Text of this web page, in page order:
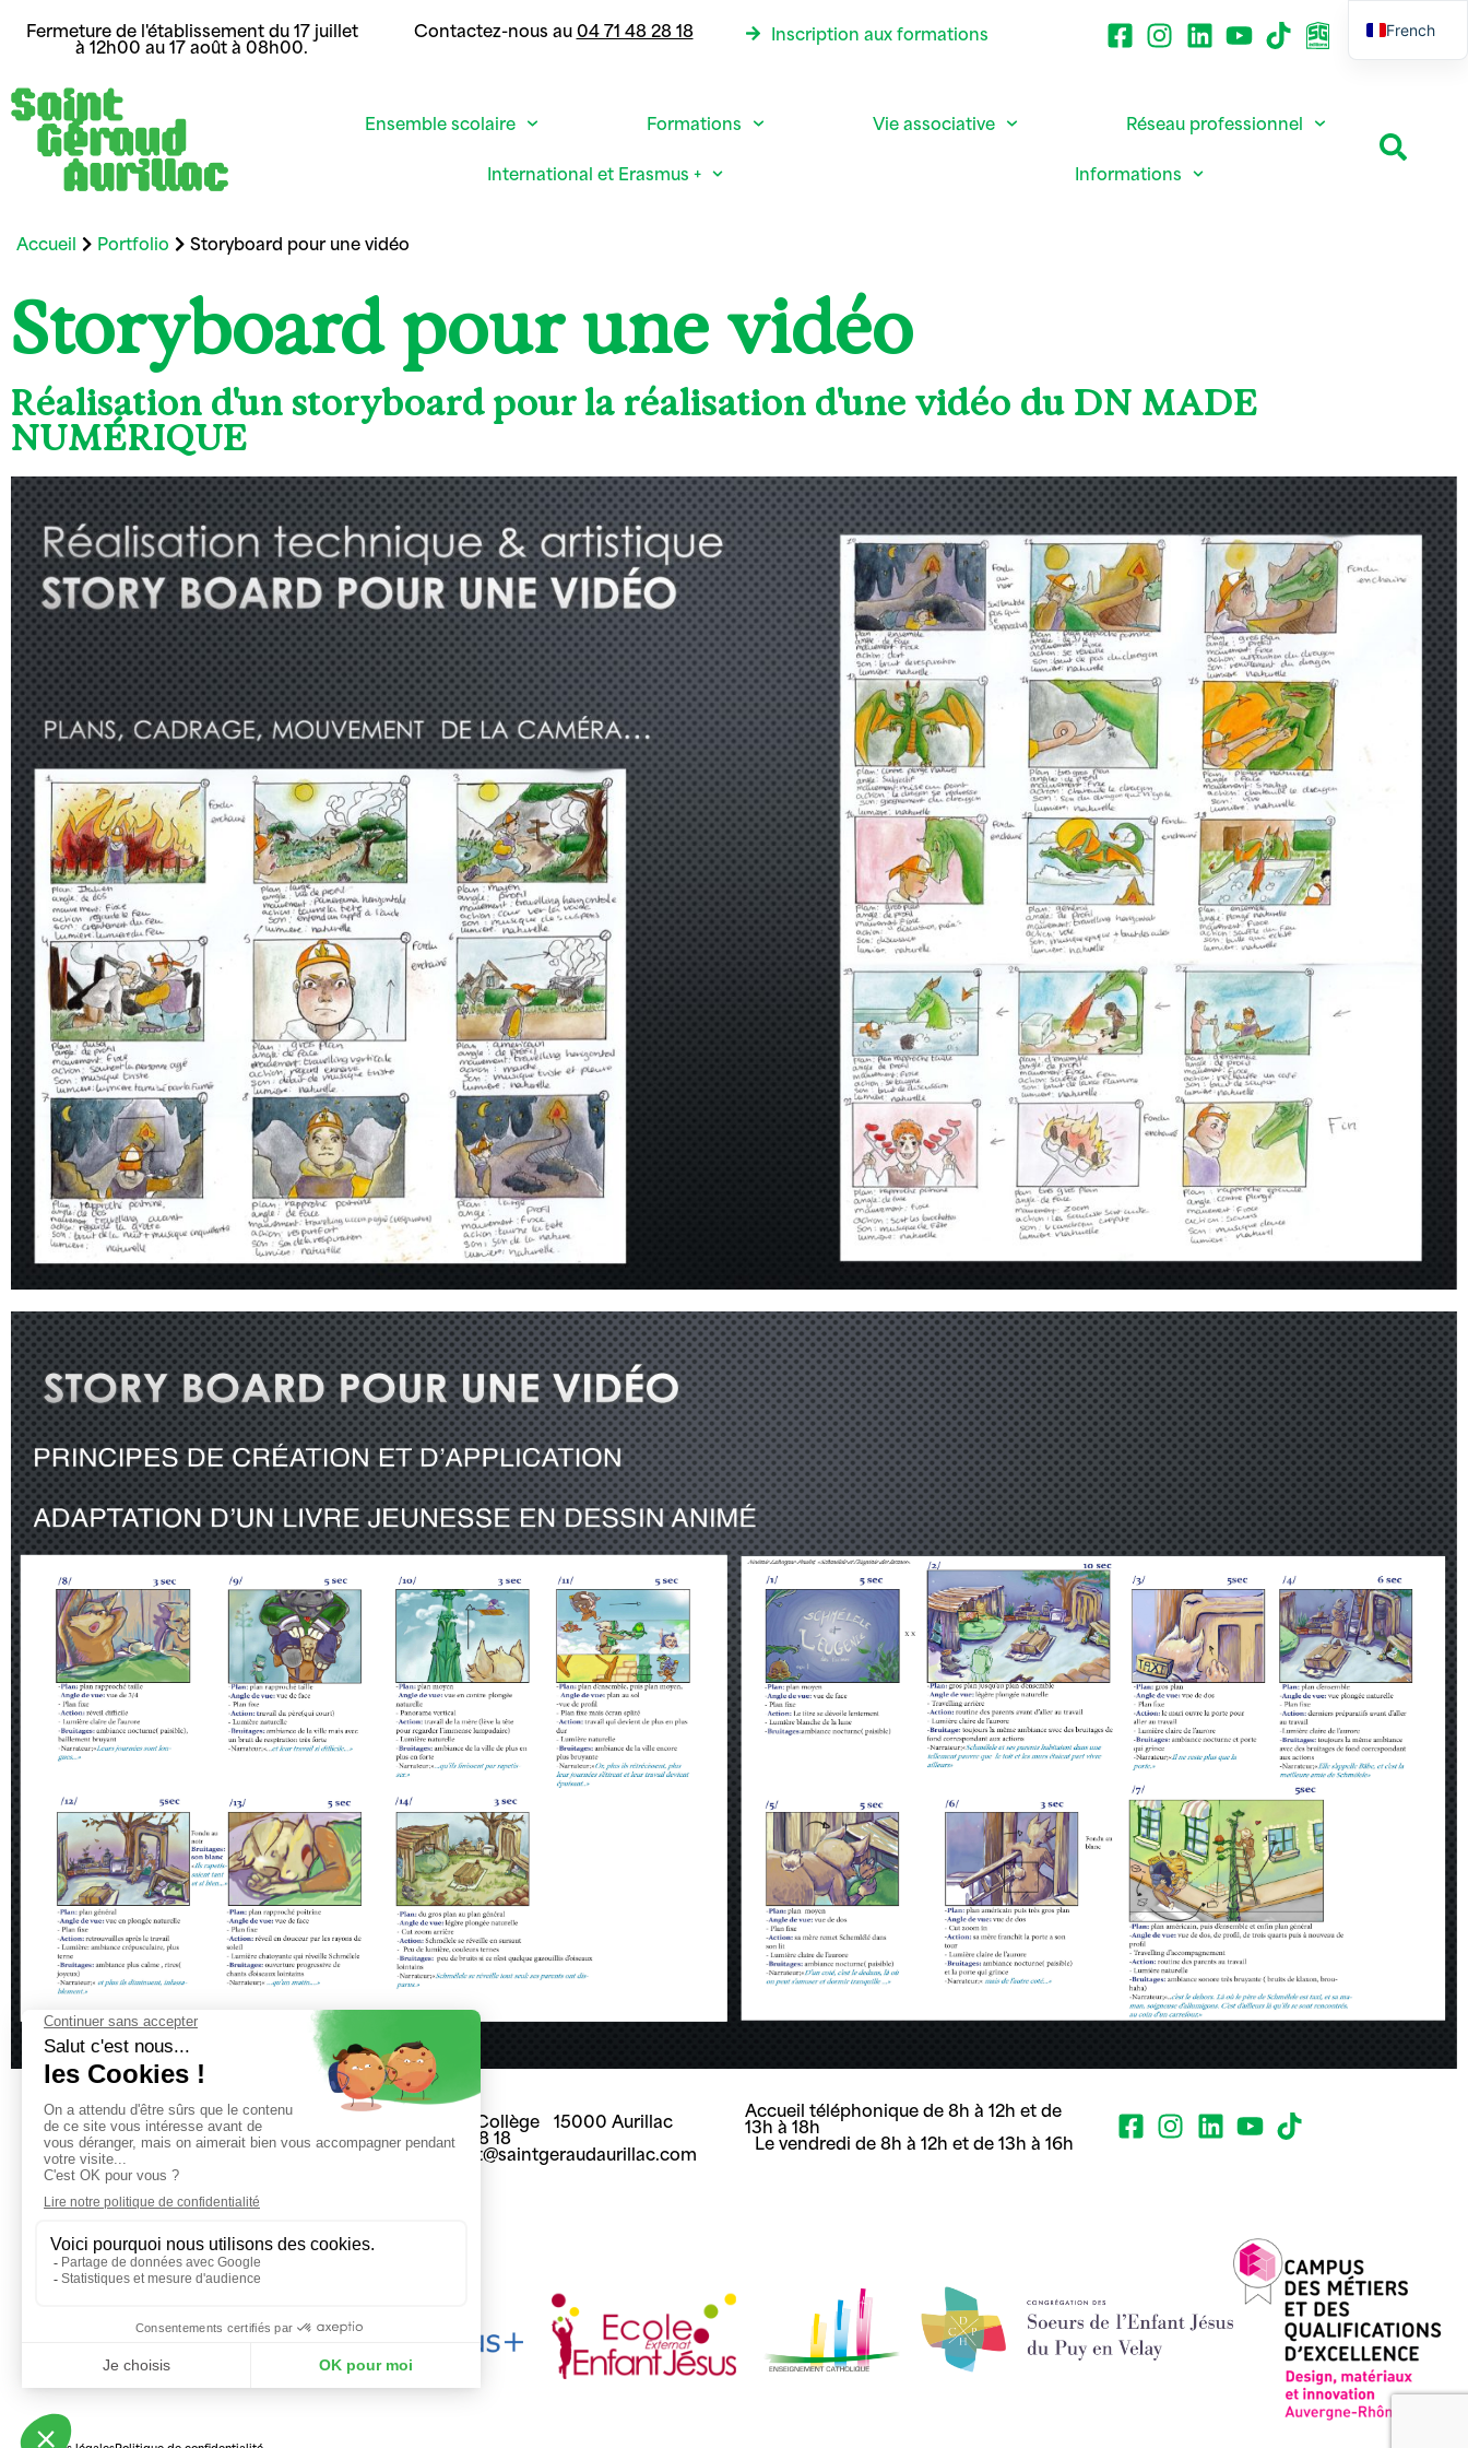
Fermeture de l'établissement du 17 juillet
à 12h00 au 17 août à 08h00.
Contactez-nous au04 71 48 28 18 Inscription aux formations
Ensemble scolaire Formations Vie associative Réseau professionnel
International et Erasmus + Informations
Accueil Portfolio Storyboard pour une vidéo
Storyboard pour une vidéo
Réalisation d'un storyboard pour la réalisation d'une vidéo du DN MADE
NUMÉRIQUE
23 rue du Collège 15000 Aurillac
04 71 48 28 18
secretariat@saintgeraudaurillac.com
Accueil téléphonique de 8h à 12h et de
13h à 18h
Le vendredi de 8h à 12h et de 13h à 16h
French